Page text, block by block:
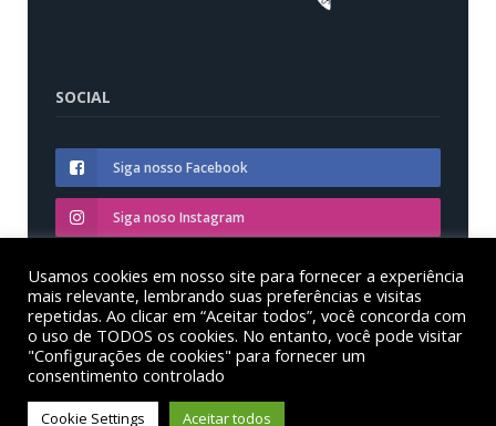
SOCIAL
Siga nosso Facebook
Siga noso Instagram
Siga nosso YouTube
© Sinditest – Sindicato dos trabalhadores em educação
das instituições federais de ensino superior no estado
do Paraná
Usamos cookies em nosso site para fornecer a experiência
mais relevante, lembrando suas preferências e visitas
repetidas. Ao clicar em “Aceitar todos”, você concorda com
o uso de TODOS os cookies. No entanto, você pode visitar
"Configurações de cookies" para fornecer um
consentimento controlado
Cookie Settings Aceitar todos